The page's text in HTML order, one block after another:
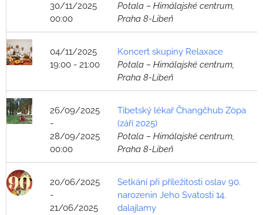
30/11/2025
00:00
Potala – Himálajské centrum,
Praha 8-Libeň
04/11/2025
19:00 - 21:00
Koncert skupiny Relaxace
Potala – Himálajské centrum,
Praha 8-Libeň
26/09/2025
-
28/09/2025
00:00
Tibetský lékař Čhangčhub Zöpa
(září 2025)
Potala – Himálajské centrum,
Praha 8-Libeň
20/06/2025
-
21/06/2025
Setkání při příležitosti oslav 90.
narozenin Jeho Svatosti 14.
dalajlamy